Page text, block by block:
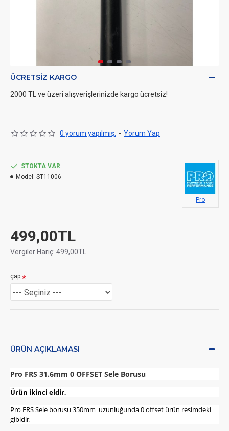
ÜCRETSIZ KARGO
2000 TL ve üzeri alışverişlerinizde kargo ücretsiz!
0 yorum yapılmış. - Yorum Yap
499,00TL
Vergiler Hariç: 499,00TL
STOKTA VAR
Model: ST11006
Pro
çap
ÜRÜN AÇIKLAMASI
Pro FRS 31.6mm 0 OFFSET Sele Borusu
Ürün ikinci eldir,
Pro FRS Sele borusu 350mm uzunluğunda 0 offset ürün resimdeki
gibidir,